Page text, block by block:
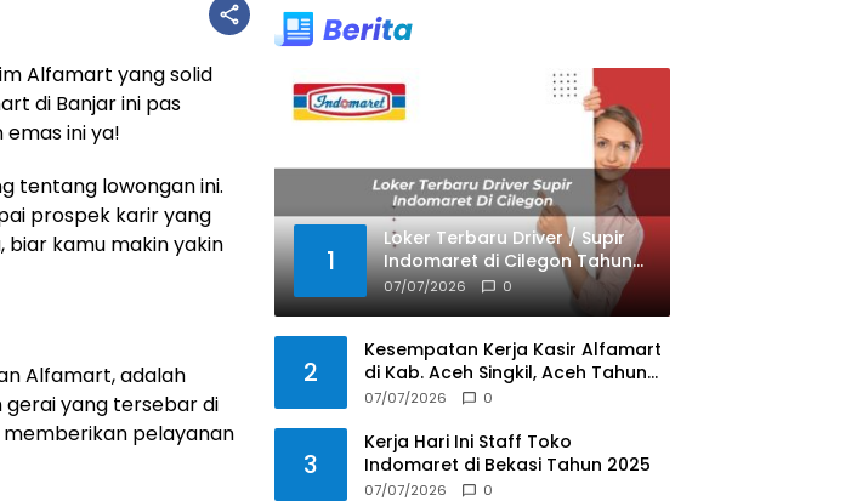
Alfamart yang solid
di Banjar ini pas
ini ya!
tentang lowongan ini.
prospek karir yang
biar kamu makin yakin
Alfamart, adalah
gerai yang tersebar di
pelayanan
1
Loker Terbaru Driver / Supir
Indomaret di Cilegon Tahun
2025
07/07/2026 0
2
Kesempatan Kerja Kasir Alfamart
di Kab. Aceh Singkil, Aceh Tahun
2025
07/07/2026 0
3
Kerja Hari Ini Staff Toko
Indomaret di Bekasi Tahun 2025
07/07/2026 0